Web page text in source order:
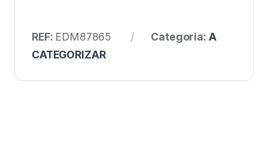
REF: EDM87865 Categoria: A
CATEGORIZAR